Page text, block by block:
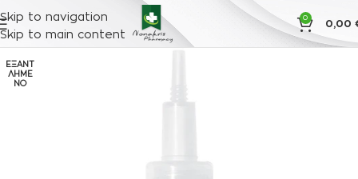
Skip to navigation
Skip to main content
0
0,00
ΕΞΑΝΤ
ΛΗΜΈ
ΝΟ